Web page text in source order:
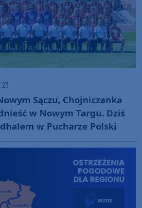
Sączu, Chojniczanka
w Nowym Targu. Dziś
w Pucharze Polski